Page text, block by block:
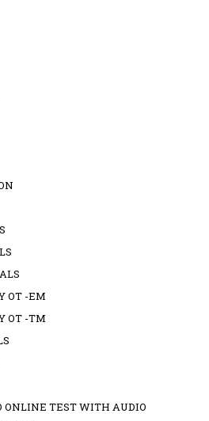
OT -EM
OT -TM
ONLINE TEST WITH AUDIO